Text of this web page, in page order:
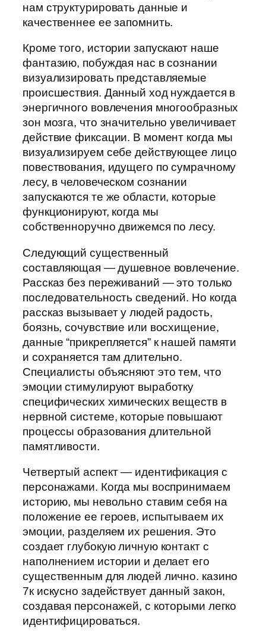
нам структурировать данные и
качественнее ее запомнить.
Кроме того, истории запускают наше
фантазию, побуждая нас в сознании
визуализировать представляемые
происшествия. Данный ход нуждается в
энергичного вовлечения многообразных
зон мозга, что значительно увеличивает
действие фиксации. В момент когда мы
визуализируем себе действующее лицо
повествования, идущего по сумрачному
лесу, в человеческом сознании
запускаются те же области, которые
функционируют, когда мы
собственноручно движемся по лесу.
Следующий существенный
составляющая — душевное вовлечение.
Рассказ без переживаний — это только
последовательность сведений. Но когда
рассказ вызывает у людей радость,
боязнь, сочувствие или восхищение,
данные “прикрепляется” к нашей памяти
и сохраняется там длительно.
Специалисты объясняют это тем, что
эмоции стимулируют выработку
специфических химических веществ в
нервной системе, которые повышают
процессы образования длительной
памятливости.
Четвертый аспект — идентификация с
персонажами. Когда мы воспринимаем
историю, мы невольно ставим себя на
положение ее героев, испытываем их
эмоции, разделяем их решения. Это
создает глубокую личную контакт с
наполнением истории и делает его
существенным для людей лично. казино
7к искусно задействует данный закон,
создавая персонажей, с которыми легко
идентифицироваться.